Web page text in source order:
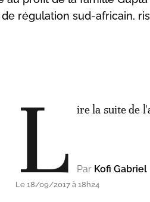
de régulation sud-africain,
L ire la suite de
Par Kofi Gabriel
Le 18/09/2017 à 18h24